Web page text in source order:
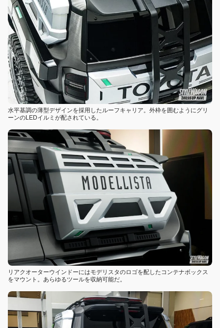
水平基調の薄型デザインを採用したルーフキャリア。外枠を囲むようにグリ
ーンのLEDイルミが配されている。
リアクオーターウインドーにはモデリスタのロゴを配したコンテナボックス
をマウント。あらゆるツールを収納可能だ。